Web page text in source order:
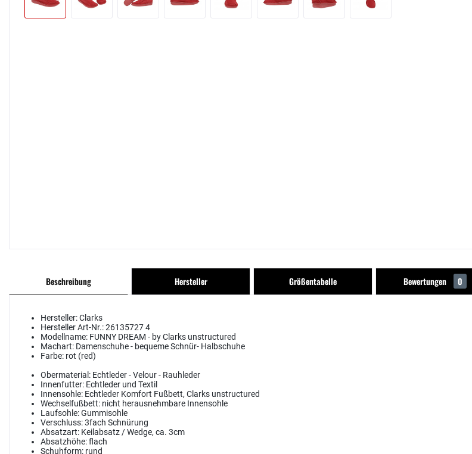
Beschreibung Hersteller Größentabelle Bewertungen 0
Hersteller:Clarks
Hersteller Art-Nr.:26135727 4
Modellname: FUNNY DREAM - by Clarks unstructured
Machart: Damenschuhe - bequeme Schnür- Halbschuhe
Farbe: rot (red)
Obermaterial: Echtleder - Velour - Rauhleder
Innenfutter: Echtleder und Textil
Innensohle: Echtleder Komfort Fußbett, Clarks unstructured
Wechselfußbett: nicht herausnehmbare Innensohle
Laufsohle:Gummisohle
Verschluss:3fach Schnürung
Absatzart: Keilabsatz / Wedge, ca. 3cm
Absatzhöhe:flach
Schuhform: rund